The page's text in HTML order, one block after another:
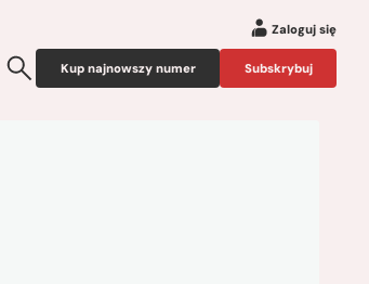
Zaloguj się
Kup najnowszy numer Subskrybuj